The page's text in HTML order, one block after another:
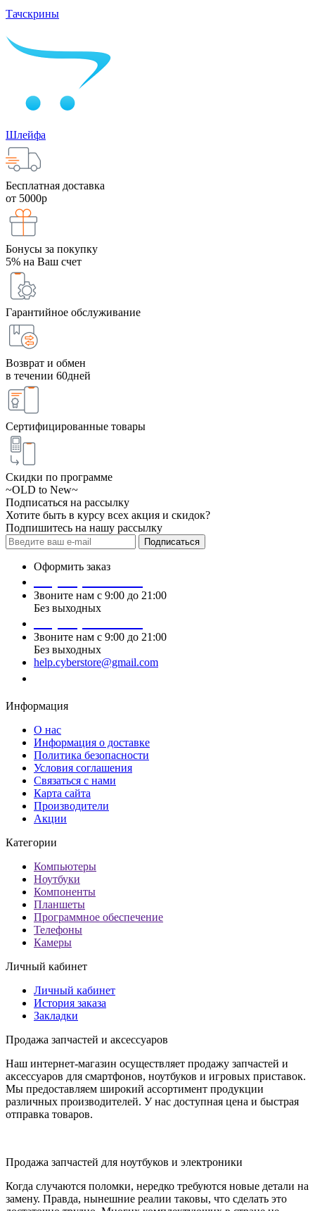
Тачскрины
Шлейфа
Бесплатная доставка
от 5000р
Бонусы за покупку
5% на Ваш счет
Гарантийное обслуживание
Возврат и обмен
в течении 60дней
Сертифицированные товары
Скидки по программе
~OLD to New~
Подписаться на рассылку
Хотите быть в курсу всех акция и скидок?
Подпишитесь на нашу рассылку
Подписаться
Оформить заказ
Звоните нам с 9:00 до 21:00
Без выходных
Звоните нам с 9:00 до 21:00
Без выходных
help.cyberstore@gmail.com
Информация
О нас
Информация о доставке
Политика безопасности
Условия соглашения
Связаться с нами
Карта сайта
Производители
Акции
Категории
Компьютеры
Ноутбуки
Компоненты
Планшеты
Программное обеспечение
Телефоны
Камеры
Личный кабинет
Личный кабинет
История заказа
Закладки
Продажа запчастей и аксессуаров
Наш интернет-магазин осуществляет продажу запчастей и
аксессуаров для смартфонов, ноутбуков и игровых приставок.
Мы предоставляем широкий ассортимент продукции
различных производителей. У нас доступная цена и быстрая
отправка товаров.
Продажа запчастей для ноутбуков и электроники
Когда случаются поломки, нередко требуются новые детали на
замену. Правда, нынешние реалии таковы, что сделать это